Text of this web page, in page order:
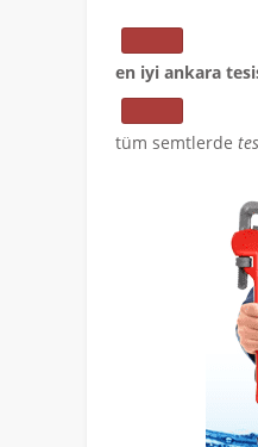
en iyi ankara
tüm semtlerde